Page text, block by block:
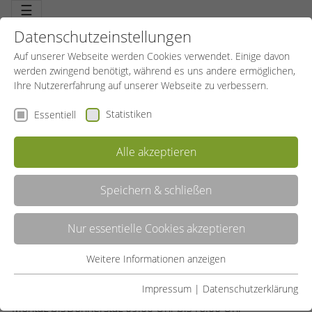
☰
SPORTBILDUNGSWERK BOCHUM
0234 9613970
sportbildungswerk@sport-in-bochum.de
ÖFFNUNGSZEITEN
MontagbisDonnerstag09.00 Uhrbis16.00 Uhr
Datenschutzeinstellungen
Auf unserer Webseite werden Cookies verwendet. Einige davon
werden zwingend benötigt, während es uns andere ermöglichen,
Ihre Nutzererfahrung auf unserer Webseite zu verbessern.
Essentiell Statistiken
Alle akzeptieren
Speichern & schließen
Nur essentielle Cookies akzeptieren
Essentielle Cookies werden für grundlegende Funktionen der
Weitere Informationen anzeigen
Impressum | Datenschutzerklärung